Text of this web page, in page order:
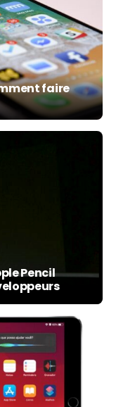
faire
Pencil